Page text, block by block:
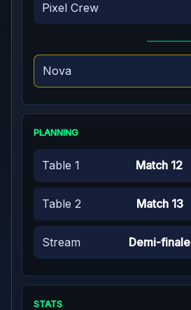
Pixel Crew
Nova
PLANNING
Table 1 Match 12
Table 2 Match 13
Stream Demi-finale
STATS